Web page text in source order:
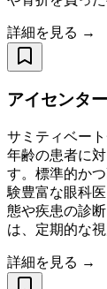
詳細を見る →
アイセンター
サミティベー
年齢の患者に
す。標準的か
験豊富な眼科
態や疾患の診
は、定期的な
詳細を見る →